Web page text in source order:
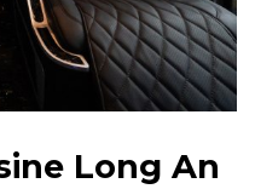
Long An